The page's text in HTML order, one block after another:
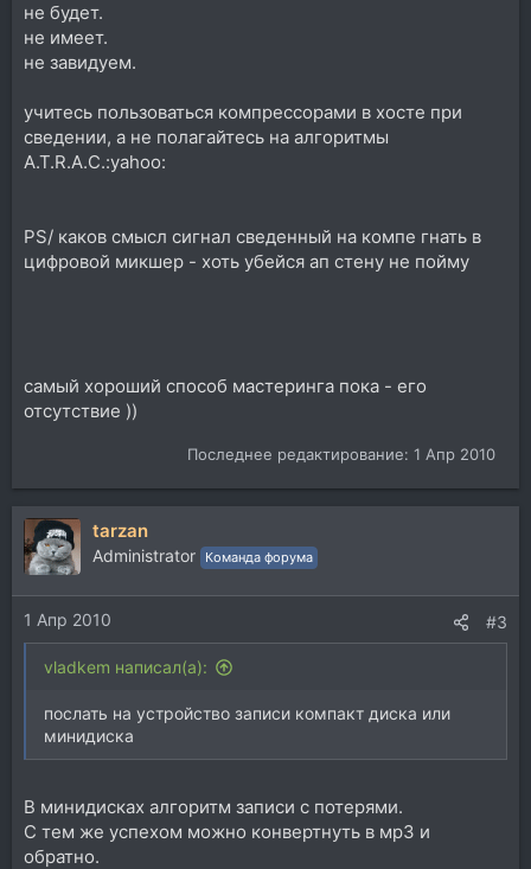
не будет.
не имеет.
не завидуем.
учитесь пользоваться компрессорами в хосте при
сведении, а не полагайтесь на алгоритмы
A.T.R.A.C.:yahoo:
PS/ каков смысл сигнал сведенный на компе гнать в
цифровой микшер - хоть убейся ап стену не пойму
самый хороший способ мастеринга пока - его
отсутствие ))
Последнее редактирование: 1 Апр 2010
tarzan
Administrator Команда форума
1 Апр 2010 #3
vladkem написал(а):
послать на устройство записи компакт диска или
минидиска
В минидисках алгоритм записи с потерями.
С тем же успехом можно конвертнуть в мр3 и
обратно.